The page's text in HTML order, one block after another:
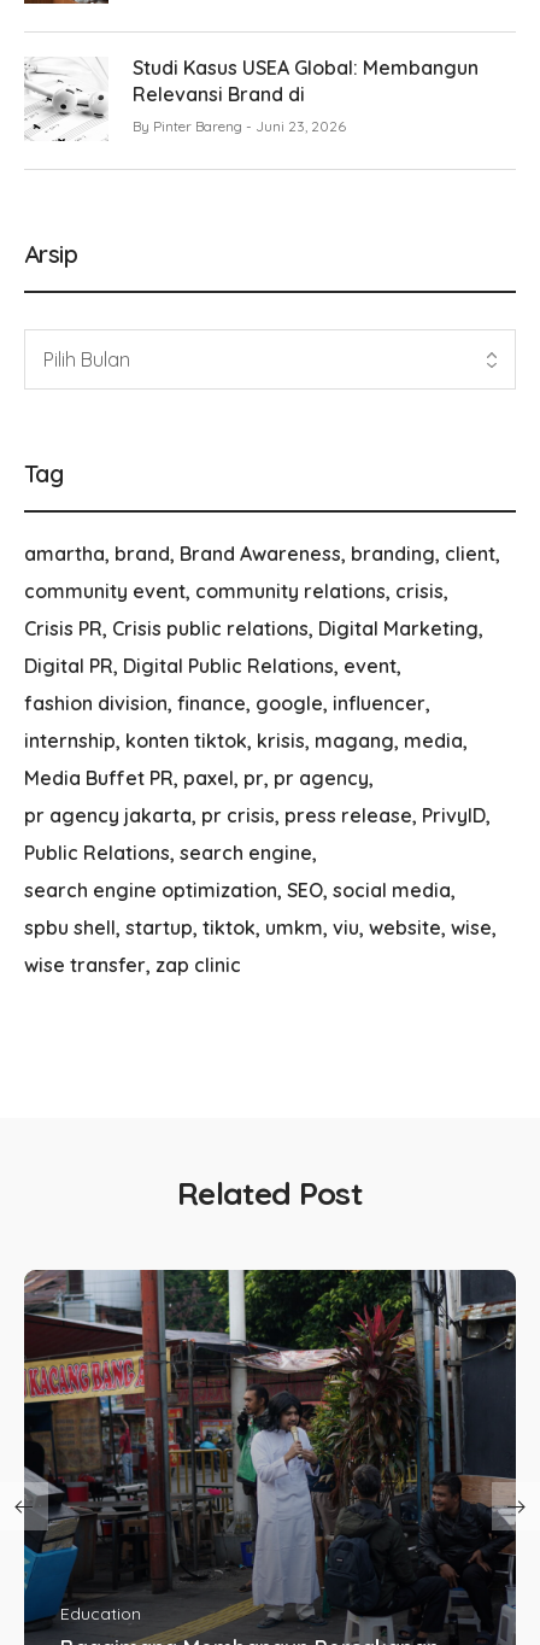
Studi Kasus USEA Global: Membangun
Relevansi Brand di
By Pinter Bareng Juni 23, 2026
Arsip
Tag
amartha brand Brand Awareness branding client
community event community relations crisis
Crisis PR Crisis public relations Digital Marketing
Digital PR Digital Public Relations event
fashion division finance google influencer
internship konten tiktok krisis magang media
Media Buffet PR paxel pr pr agency
pr agency jakarta pr crisis press release PrivyID
Public Relations search engine
search engine optimization SEO social media
spbu shell startup tiktok umkm viu website wise
wise transfer zap clinic
Related Post
Education